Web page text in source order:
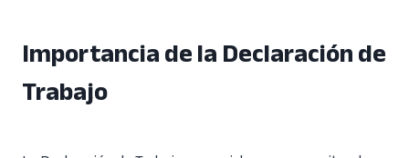
Importancia de la Declaración de
Trabajo